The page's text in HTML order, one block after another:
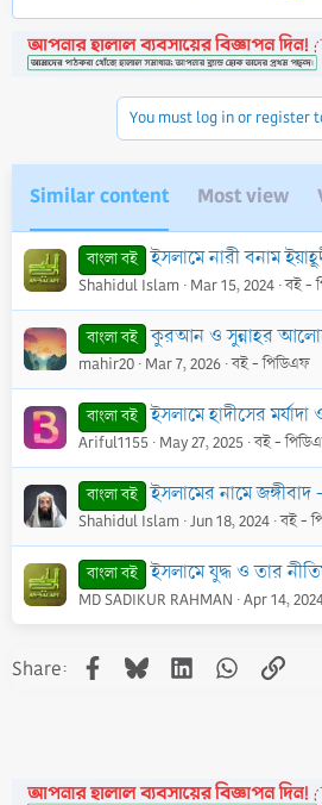
You must log in or register
Similar content Most view
বাংলা বই ইসলামে নারী বনাম
Shahidul Islam Mar 15, 2024 বই -
বাংলা বই কুরআন ও সুন্নাহর আলোকে
mahir20 Mar 7, 2026 বই - পিডিএফ
বাংলা বই ইসলামে হাদীসের
Ariful1155 May 27, 2025 বই -
বাংলা বই ইসলামের নামে জঙ্গীবাদ
Shahidul Islam Jun 18, 2024 বই -
বাংলা বই ইসলামে যুদ্ধ ও তার
MD SADIKUR RAHMAN Apr 14,
Share: Facebook
BlueskyLinkedInWhatsApp
Link